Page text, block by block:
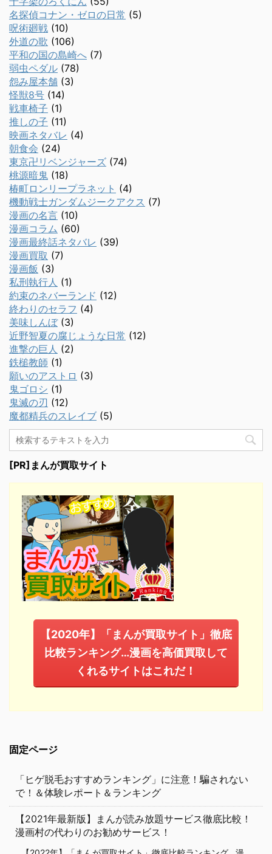
名探偵コナン・ゼロの日常 (5)
呪術廻戦 (10)
外道の歌 (106)
平和の国の島崎へ (7)
弱虫ペダル (78)
怨み屋本舗 (3)
怪獣8号 (14)
戦車椅子 (1)
推しの子 (11)
映画ネタバレ (4)
朝食会 (24)
東京卍リベンジャーズ (74)
桃源暗鬼 (18)
椿町ロンリープラネット (4)
機動戦士ガンダムジークアクス (7)
漫画の名言 (10)
漫画コラム (60)
漫画最終話ネタバレ (39)
漫画買取 (7)
漫画飯 (3)
私刑執行人 (1)
約束のネバーランド (12)
終わりのセラフ (4)
美味しんぼ(3)
近野智夏の腐じょうな日常 (12)
進撃の巨人 (2)
鉄槌教師 (1)
願いのアストロ (3)
鬼ゴロシ (1)
鬼滅の刃 (12)
魔都精兵のスレイブ (5)
[PR]まんが買取サイト
【2020年】「まんが買取サイト」徹底
比較ランキング…漫画を高価買取して
くれるサイトはこれだ！
固定ページ
「ヒゲ脱毛おすすめランキング」に注意！騙されない
で！＆体験レポート＆ランキング
【2021年最新版】まんが読み放題サービス徹底比較！
漫画村の代わりのお勧めサービス！